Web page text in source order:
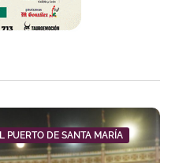
PUERTO DE SANTA MARÍA